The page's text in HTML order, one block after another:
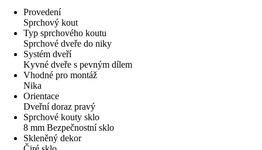
Provedení
Sprchový kout
Typ sprchového koutu
Sprchové dveře do niky
Systém dveří
Kyvné dveře s pevným dílem
Vhodné pro montáž
Nika
Orientace
Dveřní doraz pravý
Sprchové kouty sklo
8 mm Bezpečnostní sklo
Skleněný dekor